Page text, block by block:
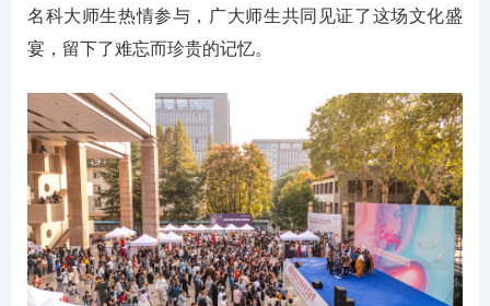
名科大师生热情参与，广大师生共同见证了这场文化盛
宴，留下了难忘而珍贵的记忆。